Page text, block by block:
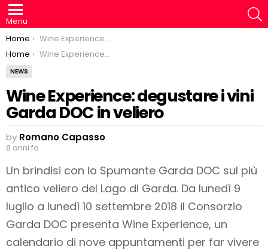
Menu
You are here:
Home
Wine Experience: degustare i vini Garda DOC in veliero
You are here:
Home Wine Experience: degustare i vini Garda DOC in veliero
NEWS
Wine Experience: degustare i vini
Garda DOC in veliero
by Romano Capasso
8 anni fa
Un brindisi con lo Spumante Garda DOC sul più
antico veliero del Lago di Garda. Da lunedì 9
luglio a lunedì 10 settembre 2018 il Consorzio
Garda DOC presenta Wine Experience, un
calendario di nove appuntamenti per far vivere